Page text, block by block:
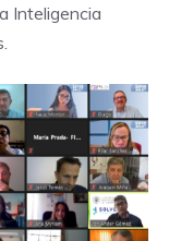
Inteligencia